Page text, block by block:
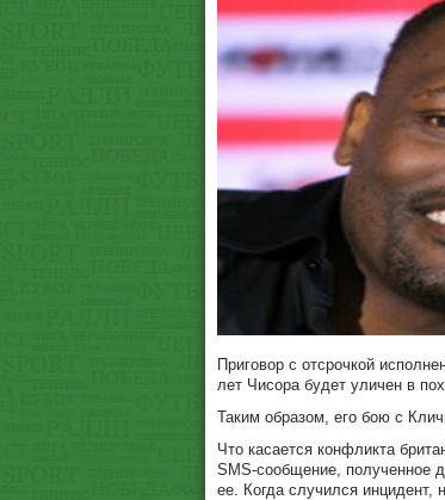
Приговор с отсрочкой
лет Чисора будет уличен в
Таким образом, его бою с
Что касается конфликта
SMS-сообщение, полученное
ее. Когда случился инцидент,